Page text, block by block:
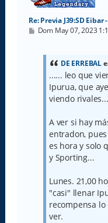
Re: Previa J39:SD
M
Dom May 07, 2023
DE ERREBAL
...... leo que
Ipurua, que
viendo
A ver si hay
entradon,
es hora y solo
y Sporting...
Lunes. 21,00
"casi" llenar
recompensa
ver.